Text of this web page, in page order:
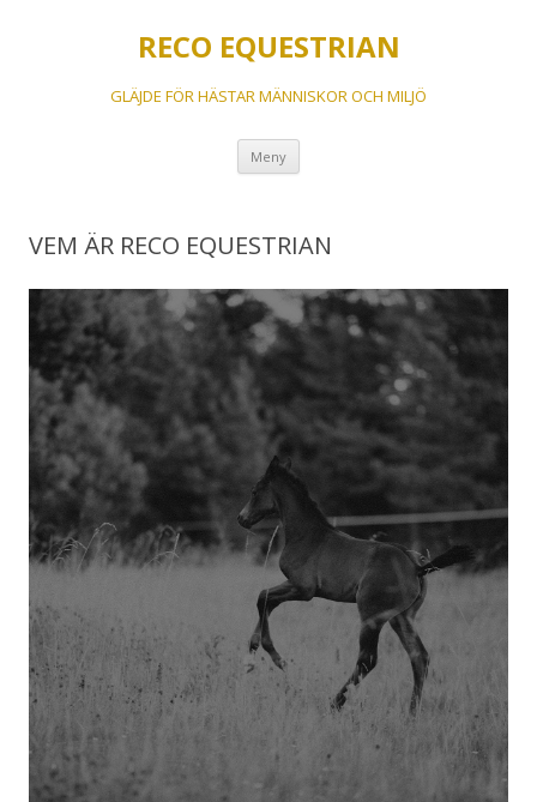
RECO EQUESTRIAN
GLÄJDE FÖR HÄSTAR MÄNNISKOR OCH MILJÖ
Meny
VEM ÄR RECO EQUESTRIAN